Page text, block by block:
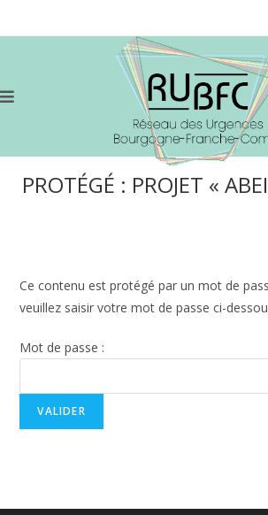
PROTÉGÉ : PROJET «
Ce contenu est protégé par un mot de
veuillez saisir votre mot de passe ci-
Mot de passe :